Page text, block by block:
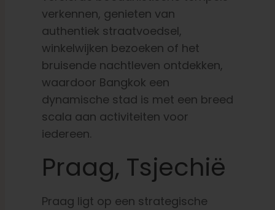
verkennen, genieten van
authentiek straatvoedsel,
winkelwijken bezoeken of het
bruisende nachtleven ontdekken,
waardoor Bangkok een
dynamische stad is met een breed
scala aan activiteiten voor
iedereen.
Praag, Tsjechië
Praag ligt op een strategische